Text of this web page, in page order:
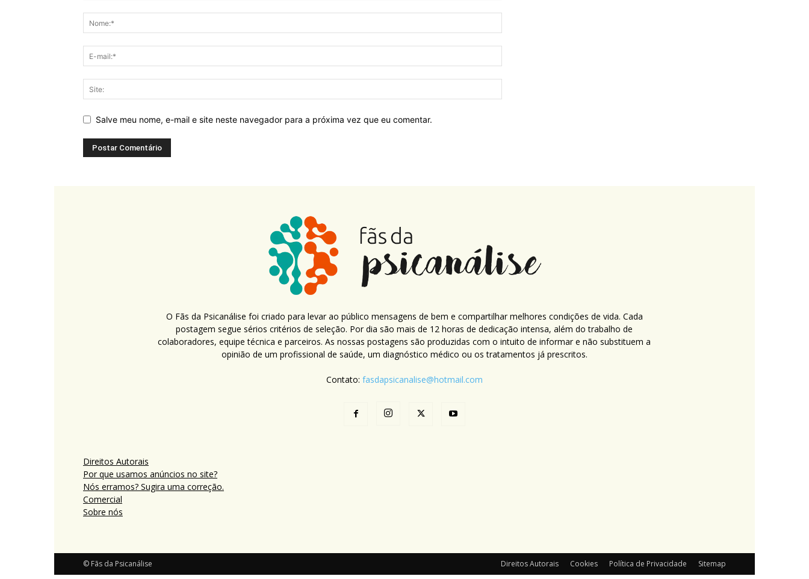
Salve meu nome, e-mail e site neste navegador para a próxima vez que eu comentar.
O Fãs da Psicanálise foi criado para levar ao público mensagens de bem e compartilhar melhores condições de vida. Cada
postagem segue sérios critérios de seleção. Por dia são mais de 12 horas de dedicação intensa, além do trabalho de
colaboradores, equipe técnica e parceiros. As nossas postagens são produzidas com o intuito de informar e não substituem a
opinião de um profissional de saúde, um diagnóstico médico ou os tratamentos já prescritos.
Contato: fasdapsicanalise@hotmail.com
Direitos Autorais
Por que usamos anúncios no site?
Nós erramos? Sugira uma correção.
Comercial
Sobre nós
Direitos Autorais Cookies Política de Privacidade Sitemap
© Fãs da Psicanálise